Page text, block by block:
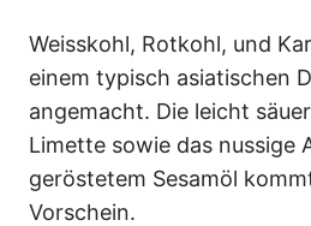
Weisskohl, Rotkohl, und
einem typisch asiatischen
angemacht. Die leicht
Limette sowie das nussige
geröstetem Sesamöl
Vorschein.